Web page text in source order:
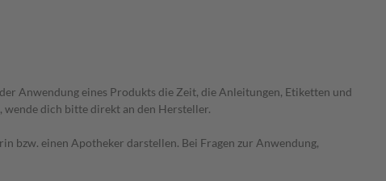
Anwendung eines Produkts die Zeit, die Anleitungen, Etiketten und
wende dich bitte direkt an den Hersteller.
bzw. einen Apotheker darstellen. Bei Fragen zur Anwendung,